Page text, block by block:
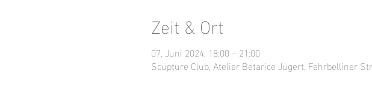
Zeit & Ort
07. Juni 2024, 18:00 – 21:00
Scupture Club, Atelier Betarice Jugert, Fehrbelliner